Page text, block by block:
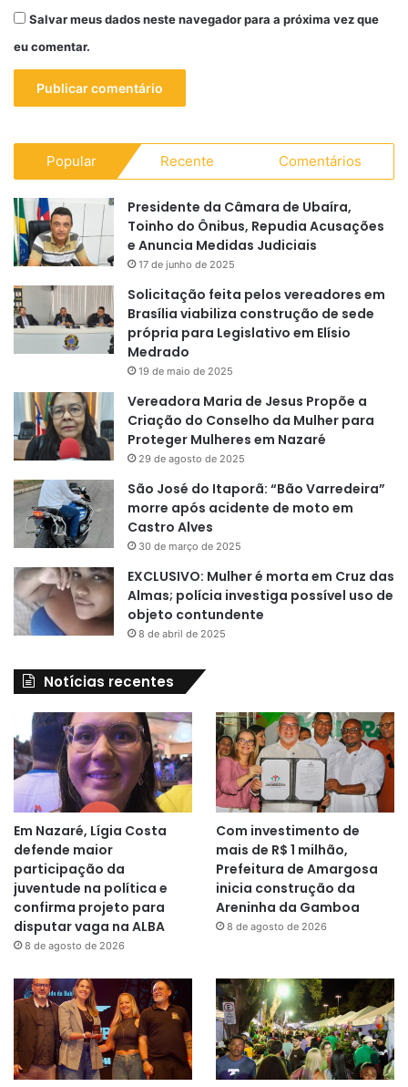
Salvar meus dados neste navegador para a próxima vez que
eu comentar.
Popular Recente Comentários
Presidente da Câmara de Ubaíra,
Toinho do Ônibus, Repudia Acusações
e Anuncia Medidas Judiciais
17 de junho de 2025
Solicitação feita pelos vereadores em
Brasília viabiliza construção de sede
própria para Legislativo em Elísio
Medrado
19 de maio de 2025
Vereadora Maria de Jesus Propõe a
Criação do Conselho da Mulher para
Proteger Mulheres em Nazaré
29 de agosto de 2025
São José do Itaporã: “Bão Varredeira”
morre após acidente de moto em
Castro Alves
30 de março de 2025
EXCLUSIVO: Mulher é morta em Cruz das
Almas; polícia investiga possível uso de
objeto contundente
8 de abril de 2025
Notícias recentes
Em Nazaré, Lígia Costa
defende maior
participação da
juventude na política e
confirma projeto para
disputar vaga na ALBA
8 de agosto de 2026
Com investimento de
mais de R$ 1 milhão,
Prefeitura de Amargosa
inicia construção da
Areninha da Gamboa
8 de agosto de 2026